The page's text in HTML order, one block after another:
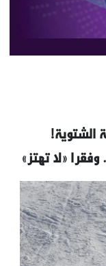
الشتوية!
«لا تهتز»